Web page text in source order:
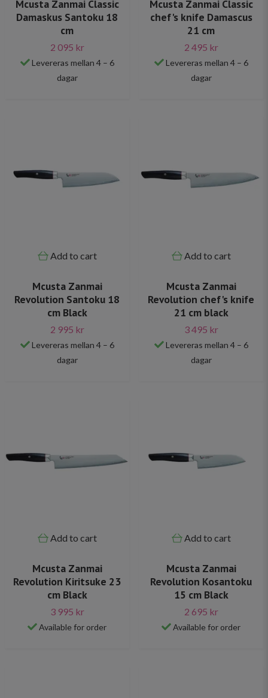
Mcusta Zanmai Classic
Damaskus Santoku 18
cm
2 095 kr
Levereras mellan 4 – 6
dagar
Mcusta Zanmai Classic
chef's knife Damascus
21 cm
2 495 kr
Levereras mellan 4 – 6
dagar
Add to cart
Mcusta Zanmai
Revolution Santoku 18
cm Black
2 995 kr
Levereras mellan 4 – 6
dagar
Add to cart
Mcusta Zanmai
Revolution chef's knife
21 cm black
3 495 kr
Levereras mellan 4 – 6
dagar
Add to cart
Mcusta Zanmai
Revolution Kiritsuke 23
cm Black
3 995 kr
Available for order
Add to cart
Mcusta Zanmai
Revolution Kosantoku
15 cm Black
2 695 kr
Available for order